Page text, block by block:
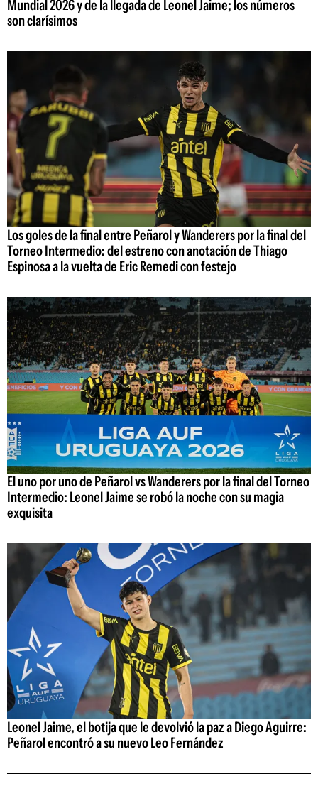
Mundial 2026 y de la llegada de Leonel Jaime; los números
son clarísimos
Los goles de la final entre Peñarol y Wanderers por la final del
Torneo Intermedio: del estreno con anotación de Thiago
Espinosa a la vuelta de Eric Remedi con festejo
El uno por uno de Peñarol vs Wanderers por la final del Torneo
Intermedio: Leonel Jaime se robó la noche con su magia
exquisita
Leonel Jaime, el botija que le devolvió la paz a Diego Aguirre:
Peñarol encontró a su nuevo Leo Fernández